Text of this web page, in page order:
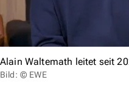
Alain Waltemath leitet seit
Bild: © EWE